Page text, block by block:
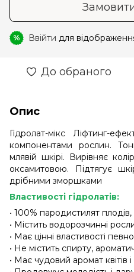
% Ввійти для
До обраного
Опис
Гідролат-мікс Ліфтинг-
компонентами рослин.
млявій шкірі. Вирівняє
оксамитовою. Підтягує
дрібними зморшками
Властивості гідролатів:
• 100% пародистилят
• Містить водорозчинні
• Має цінні властивості
• Не містить спирту,
• Має чудовий аромат квітів і